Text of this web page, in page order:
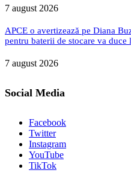
7 august 2026
APCE o avertizează pe Diana
pentru baterii de stocare va
7 august 2026
Social Media
Facebook
Twitter
Instagram
YouTube
TikTok